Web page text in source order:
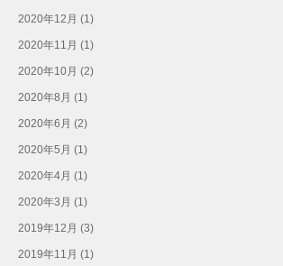
2020年12月 (1)
2020年11月 (1)
2020年10月 (2)
2020年8月 (1)
2020年6月 (2)
2020年5月 (1)
2020年4月 (1)
2020年3月 (1)
2019年12月 (3)
2019年11月 (1)